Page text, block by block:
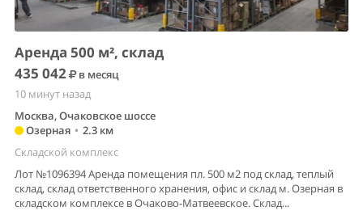
Аренда 500 м², склад
435 042
в месяц
10 минут назад
Москва, Очаковское шоссе
Озерная • 2.3 км
Складской комплекс
Лот №1096394 Аренда помещения пл. 500 м2 под склад, теплый
склад, склад ответственного хранения, офис и склад м. Озерная в
складском комплексе в Очаково-Матвеевское. Склад...